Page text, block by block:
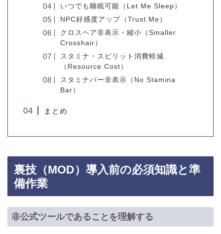
いつでも睡眠可能（Let Me Sleep）
NPC好感度アップ（Trust Me）
クロスヘア非表示・縮小（Smaller
Crosshair）
スタミナ・スピリット消費軽減
（Resource Cost）
スタミナバー非表示（No Stamina
Bar）
まとめ
裏技（MOD）導入前の必須知識と準
備作業
非公式ツールであることを理解する